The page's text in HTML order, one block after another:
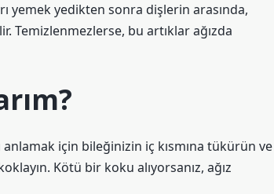
yemek yedikten sonra dişlerin arasında,
Temizlenmezlerse, bu artıklar ağızda
anlamak için bileğinizin iç kısmına tükürün ve
Kötü bir koku alıyorsanız, ağız